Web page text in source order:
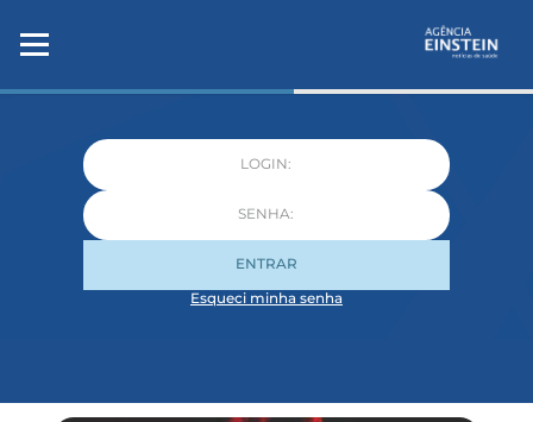
ENTRAR
Esqueci minha senha